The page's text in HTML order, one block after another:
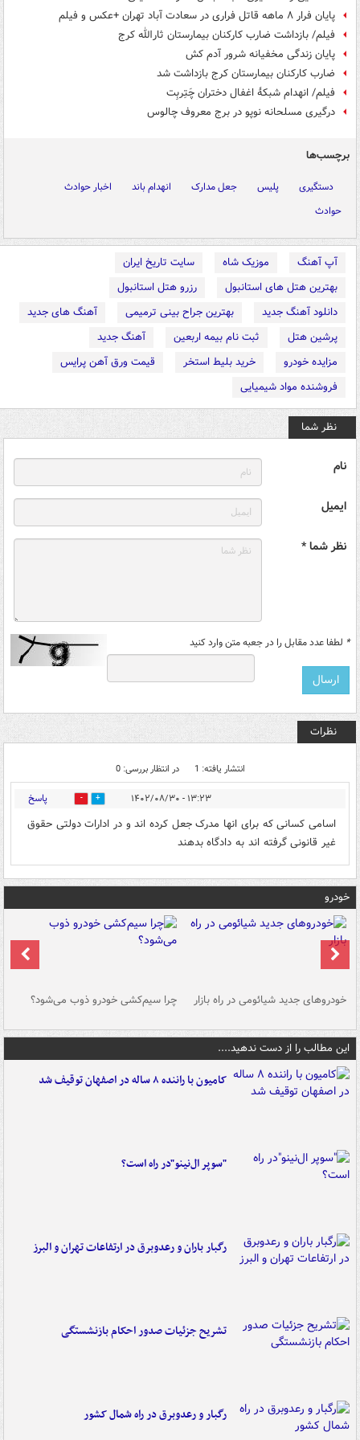
پایان فرار ۸ ماهه قاتل فراری در سعادت آباد تهران +عکس و فیلم
فیلم/ بازداشت ضارب کارکنان بیمارستان ثارالله کرج
پایان زندگی مخفیانه شرور آدم کش
ضارب کارکنان بیمارستان کرج بازداشت شد
فیلم/ انهدام شبکهٔ اغفال دختران چَتِربِت
درگیری مسلحانه نوپو در برج معروف چالوس
برچسب‌ها
دستگیری پلیس جعل مدارک انهدام باند
اخبار حوادث
حوادث
آپ آهنگ موزیک شاه
سایت تاریخ ایران
بهترین هتل های استانبول
رزرو هتل استانبول
دانلود آهنگ جدید
بهترین جراح بینی ترمیمی
آهنگ های جدید
پرشین هتل
ثبت نام بیمه اربعین
آهنگ جدید
مزایده خودرو
خرید بلیط استخر
قیمت ورق آهن پرایس
فروشنده مواد شیمیایی
نظر شما
نام
ایمیل
نظر شما *
* لطفا عدد مقابل را در جعبه متن وارد کنید
نظرات
انتشار یافته: 1 در انتظار بررسی: 0
۱۳:۲۳ - ۱۴۰۲/۰۸/۳۰ 1 پاسخ
اسامی کسانی که برای انها مدرک جعل کرده اند و در ادارات دولتی حقوق
غیر قانونی گرفته اند به دادگاه بدهند
خودرو
خودروهای جدید شیائومی در راه بازار چرا سیم‌کشی خودرو ذوب می‌شود؟
این مطالب را از دست ندهید....
کامیون با راننده ۸ ساله در اصفهان توقیف شد
"سوپر ال‌نینو"در راه است؟
رگبار باران و رعدوبرق در ارتفاعات تهران و البرز
تشریح جزئیات صدور احکام بازنشستگی
رگبار و رعدوبرق در راه شمال کشور